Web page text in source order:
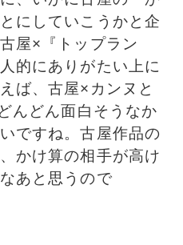
にしていこうかと企
屋×『トップラン
的にありがたい上に
ば、古屋×カンヌと
んどん面白そうなか
ですね。古屋作品の
かけ算の相手が高け
あと思うので